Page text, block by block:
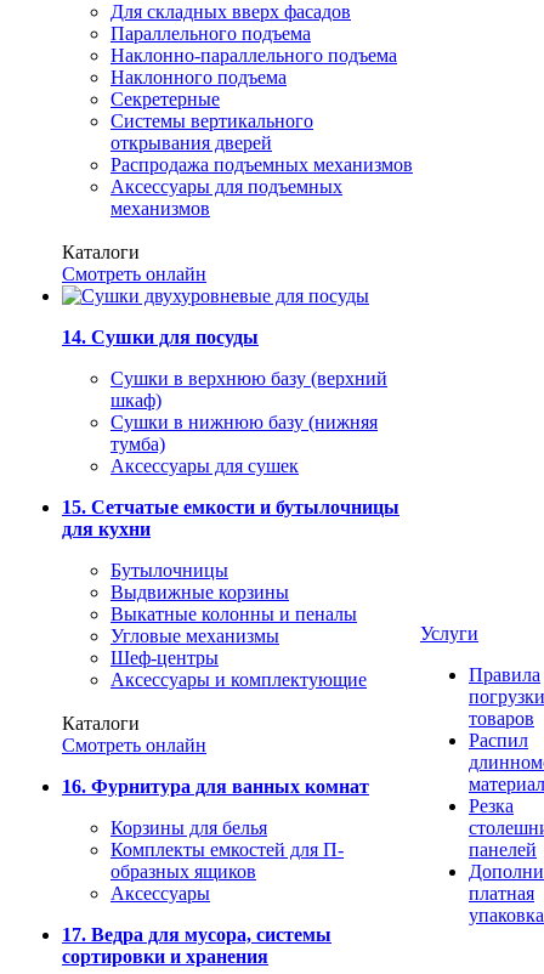
Для складных вверх фасадов
Параллельного подъема
Наклонно-параллельного подъема
Наклонного подъема
Секретерные
Системы вертикального
открывания дверей
Распродажа подъемных механизмов
Аксессуары для подъемных
механизмов
Каталоги
Смотреть онлайн
14. Сушки для посуды
Сушки в верхнюю базу (верхний
шкаф)
Сушки в нижнюю базу (нижняя
тумба)
Аксессуары для сушек
15. Сетчатые емкости и бутылочницы
для кухни
Бутылочницы
Выдвижные корзины
Выкатные колонны и пеналы
Угловые механизмы
Шеф-центры
Аксессуары и комплектующие
Каталоги
Смотреть онлайн
16. Фурнитура для ванных комнат
Корзины для белья
Комплекты емкостей для П-
образных ящиков
Аксессуары
17. Ведра для мусора, системы
сортировки и хранения
Услуги
Правила
погрузки
товаров
Распил
Резка
панелей
платная
упаковка